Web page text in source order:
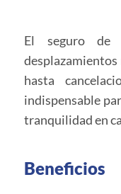
El seguro de
desplazamientos
hasta
indispensable
tranquilidad en
Beneficios